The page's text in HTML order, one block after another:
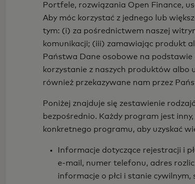
Portfele, rozwiązania Open Finance,
Aby móc korzystać z jednego lub
tym: (i) za pośrednictwem naszej
komunikacji; (iii) zamawiając produkt
Państwa Dane osobowe na
korzystanie z naszych produktów albo
również przekazywane nam przez
Poniżej znajduje się zestawienie
bezpośrednio. Każdy program jest
konkretnego programu, aby uzyskać
Informacje dotyczące rejestracji i
e-mail, numer telefonu, adres
informacje o płci i stanie